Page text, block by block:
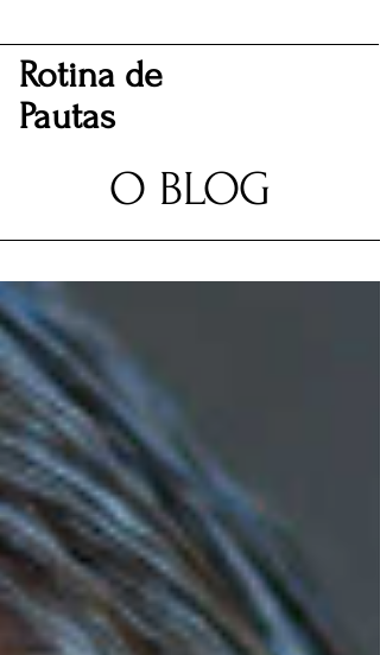
Rotina de
Pautas
O BLOG